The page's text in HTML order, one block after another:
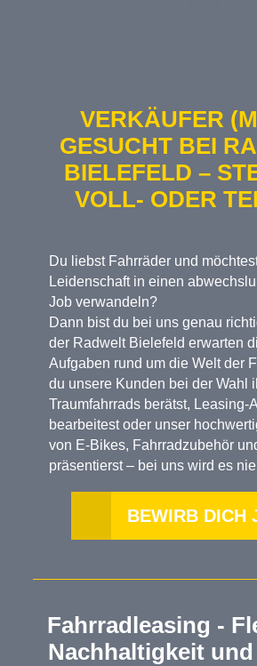
VERKÄUFER
GESUCHT BEI
BIELEFELD –
VOLL- ODER
Du liebst Fahrräder und
Leidenschaft in einen
Job verwandeln?
Dann bist du bei uns genau
der Radwelt Bielefeld erwarten
Aufgaben rund um die Welt der
du unsere Kunden bei der Wahl
Traumfahrrads berätst, Leasing-
bearbeitest oder unser
von E-Bikes, Fahrradzubehör
präsentierst – bei uns wird es
BEWIRB DICH
Fahrradleasing -
Nachhaltigkeit